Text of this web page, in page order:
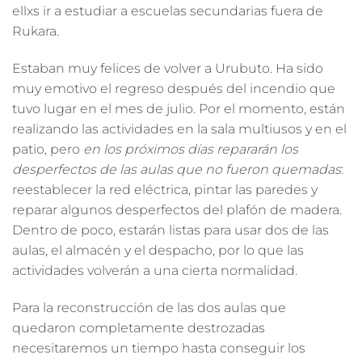
ellxs ir a estudiar a escuelas secundarias fuera de
Rukara.
Estaban muy felices de volver a Urubuto. Ha sido
muy emotivo el regreso después del incendio que
tuvo lugar en el mes de julio. Por el momento, están
realizando las actividades en la sala multiusos y en el
patio, pero en los próximos días repararán los
desperfectos de las aulas que no fueron quemadas:
reestablecer la red eléctrica, pintar las paredes y
reparar algunos desperfectos del plafón de madera.
Dentro de poco, estarán listas para usar dos de las
aulas, el almacén y el despacho, por lo que las
actividades volverán a una cierta normalidad.
Para la reconstrucción de las dos aulas que
quedaron completamente destrozadas
necesitaremos un tiempo hasta conseguir los